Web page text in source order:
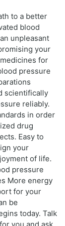
to a better
blood
unpleasant
your
for
pressure
scientifically
reliably.
in order
drug
Easy to
your
of life.
pressure
More energy
for your
be
today. Talk